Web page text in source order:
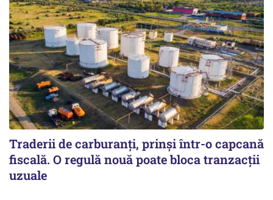
Traderii de carburanți, prinși într-o capcană
fiscală. O regulă nouă poate bloca tranzacții
uzuale